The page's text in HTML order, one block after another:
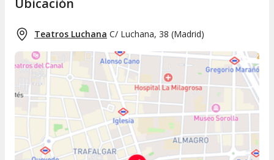
Ubicación
Teatros Luchana C/ Luchana, 38 (Madrid)